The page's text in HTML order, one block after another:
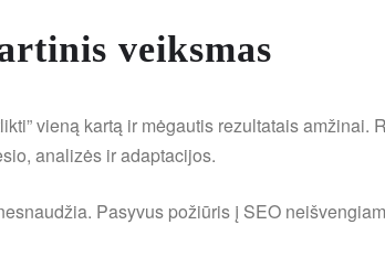
veiksmas
vieną kartą ir mėgautis rezultatais amžinai.
analizės ir adaptacijos.
Pasyvus požiūris į SEO